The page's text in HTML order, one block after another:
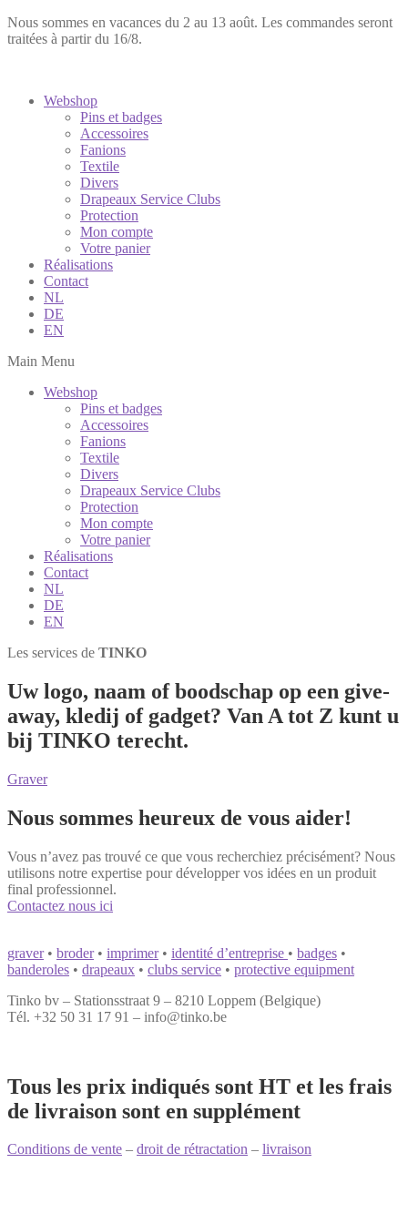
Nous sommes en vacances du 2 au 13 août. Les commandes seront
traitées à partir du 16/8.
Webshop
Pins et badges
Accessoires
Fanions
Textile
Divers
Drapeaux Service Clubs
Protection
Mon compte
Votre panier
Réalisations
Contact
NL
DE
EN
Main Menu
Webshop
Pins et badges
Accessoires
Fanions
Textile
Divers
Drapeaux Service Clubs
Protection
Mon compte
Votre panier
Réalisations
Contact
NL
DE
EN
Les services de TINKO
Uw logo, naam of boodschap op een give-
away, kledij of gadget? Van A tot Z kunt u
bij TINKO terecht.
Graver
Nous sommes heureux de vous aider!
Vous n’avez pas trouvé ce que vous recherchiez précisément? Nous
utilisons notre expertise pour développer vos idées en un produit
final professionnel.
Contactez nous ici
graver• broder• imprimer• identité d’entreprise • badges •
banderoles • drapeaux • clubs service • protective equipment
Tinko bv – Stationsstraat 9 – 8210 Loppem (Belgique)
Tél. +32 50 31 17 91 – info@tinko.be
Tous les prix indiqués sont HT et les frais
de livraison sont en supplément
Conditions de vente – droit de rétractation – livraison